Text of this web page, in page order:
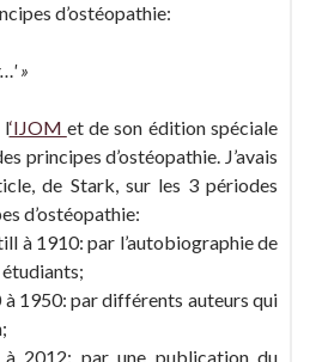
d’ostéopathie:
»
l‘IJOM et de son édition spéciale
principes d’ostéopathie. J’avais
de Stark, sur les 3 périodes
d’ostéopathie:
à 1910: par l’autobiographie de
étudiants;
à 1950: par différents auteurs qui
2012: par une publication du